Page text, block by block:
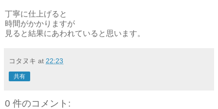
丁寧に仕上げると
時間がかかりますが
見ると結果にあわれていると思います。
コタヌキ at 22:23
共有
0 件のコメント: